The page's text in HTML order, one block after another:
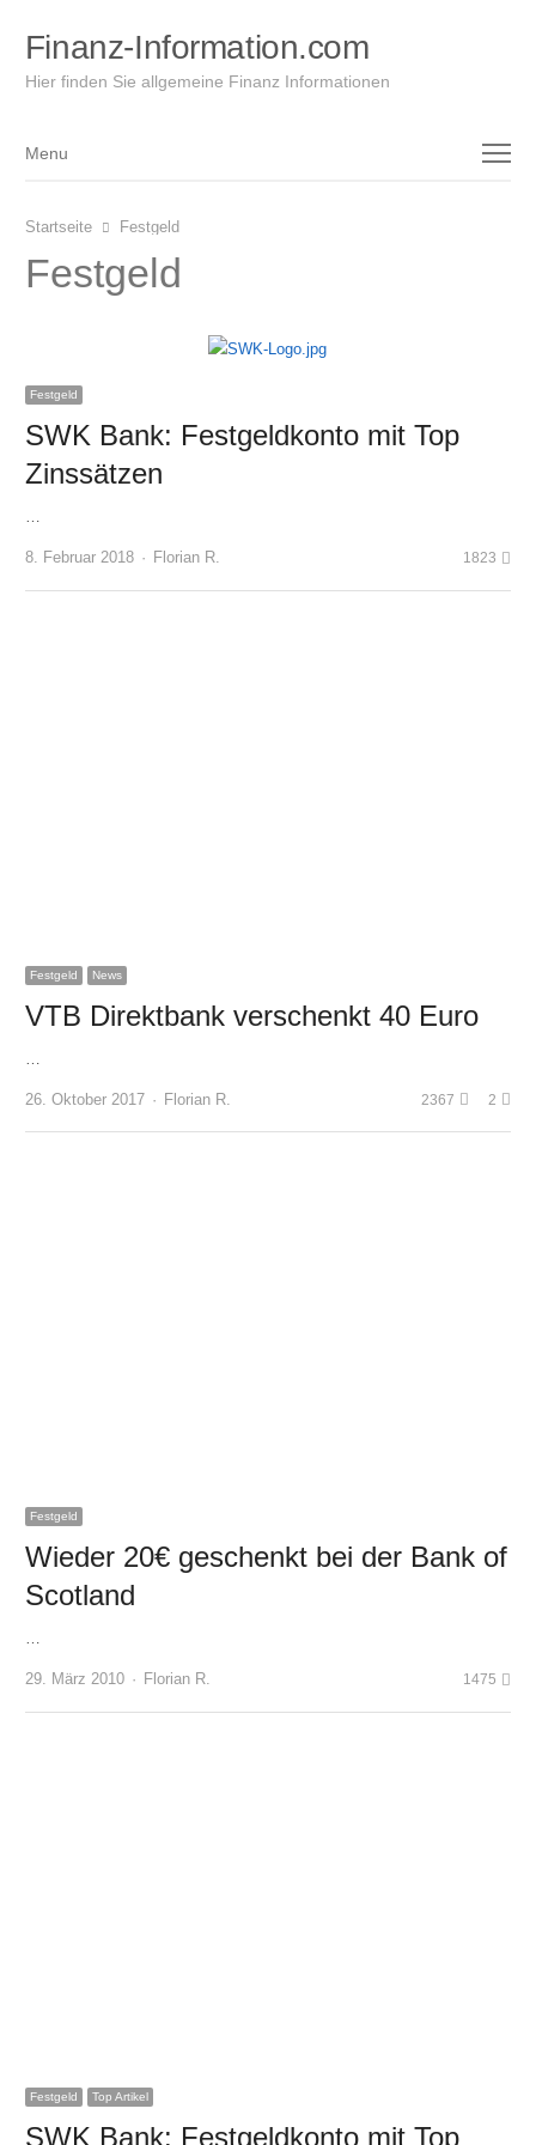
Finanz-Information.com
Hier finden Sie allgemeine Finanz Informationen
Menu
Menu
Startseite Festgeld
Festgeld
Festgeld
SWK Bank: Festgeldkonto mit Top
Zinssätzen
…
8. Februar 2018 Author
Florian R. 1823
Festgeld News
VTB Direktbank verschenkt 40 Euro
26. Oktober 2017 Author
Florian R. 2367 2
Festgeld
Wieder 20€ geschenkt bei der Bank of
Scotland
…
29. März 2010 Author
Florian R. 1475
Festgeld Top Artikel
SWK Bank: Festgeldkonto mit Top